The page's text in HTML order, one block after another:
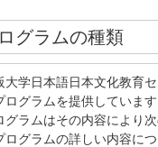
グラムの種類
大学日本語日本文化教育
ログラムを提供していま
グラムはその内容により
ログラムの詳しい内容に